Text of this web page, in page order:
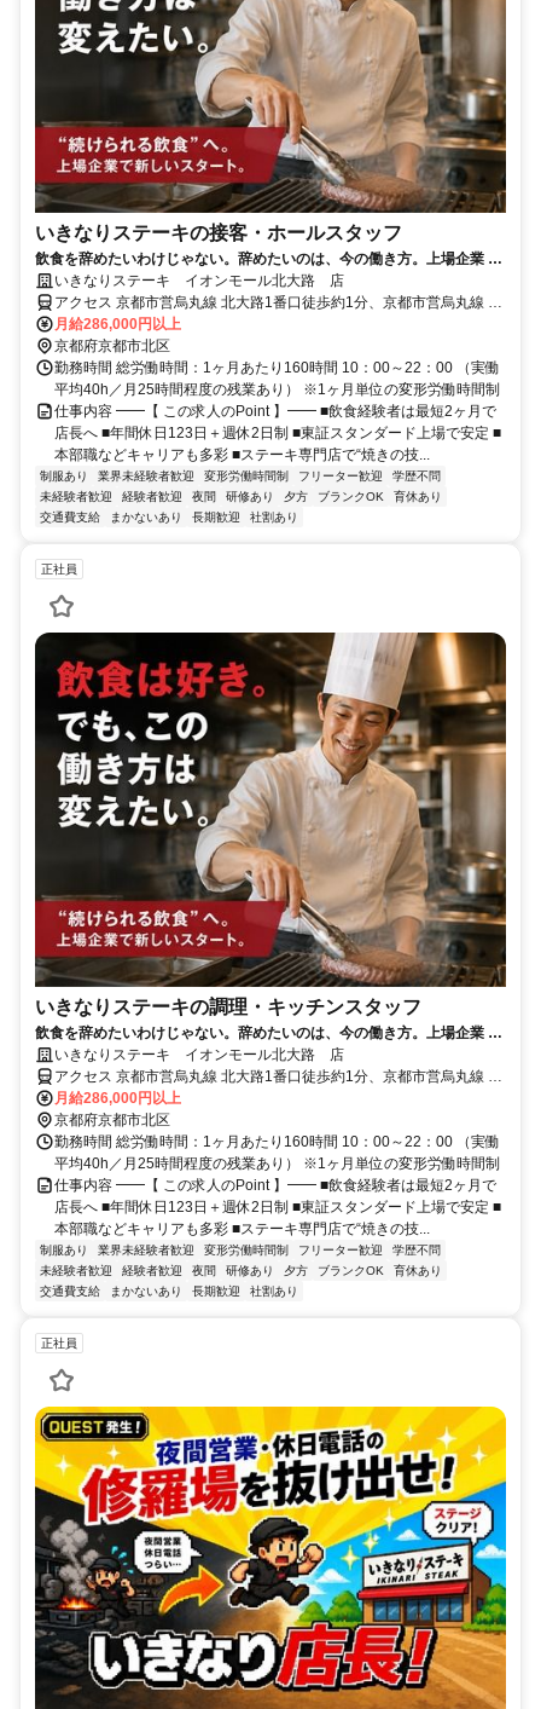
いきなりステーキの接客・ホールスタッフ
飲食を辞めたいわけじゃない。辞めたいのは、今の働き方。上場企業 ×
年休123日で“続けられる飲食”へ
いきなりステーキ イオンモール北大路 店
アクセス 京都市営烏丸線 北大路1番口徒歩約1分、京都市営烏丸線 鞍
馬口2番口徒歩約11分、京都市営烏丸線 北山（京都府）3番口徒歩約
17分
月給286,000円以上
京都府京都市北区
勤務時間 総労働時間：1ヶ月あたり160時間 10：00～22：00 （実働
平均40h／月25時間程度の残業あり） ※1ヶ月単位の変形労働時間制
仕事内容 ━━【 この求人のPoint 】━━ ■飲食経験者は最短2ヶ月で
店長へ ■年間休日123日＋週休2日制 ■東証スタンダード上場で安定 ■
本部職などキャリアも多彩 ■ステーキ専門店で“焼きの技...
制服あり 業界未経験者歓迎 変形労働時間制 フリーター歓迎
学歴不問
未経験者歓迎
経験者歓迎 夜間 研修あり 夕方 ブランクOK
育休あり
交通費支給
まかないあり 長期歓迎 社割あり
正社員
いきなりステーキの調理・キッチンスタッフ
飲食を辞めたいわけじゃない。辞めたいのは、今の働き方。上場企業 ×
年休123日で“続けられる飲食”へ
いきなりステーキ イオンモール北大路 店
アクセス 京都市営烏丸線 北大路1番口徒歩約1分、京都市営烏丸線 鞍
馬口2番口徒歩約11分、京都市営烏丸線 北山（京都府）3番口徒歩約
17分
月給286,000円以上
京都府京都市北区
勤務時間 総労働時間：1ヶ月あたり160時間 10：00～22：00 （実働
平均40h／月25時間程度の残業あり） ※1ヶ月単位の変形労働時間制
仕事内容 ━━【 この求人のPoint 】━━ ■飲食経験者は最短2ヶ月で
店長へ ■年間休日123日＋週休2日制 ■東証スタンダード上場で安定 ■
本部職などキャリアも多彩 ■ステーキ専門店で“焼きの技...
制服あり 業界未経験者歓迎 変形労働時間制 フリーター歓迎
学歴不問
未経験者歓迎
経験者歓迎 夜間 研修あり 夕方 ブランクOK
育休あり
交通費支給
まかないあり 長期歓迎 社割あり
正社員